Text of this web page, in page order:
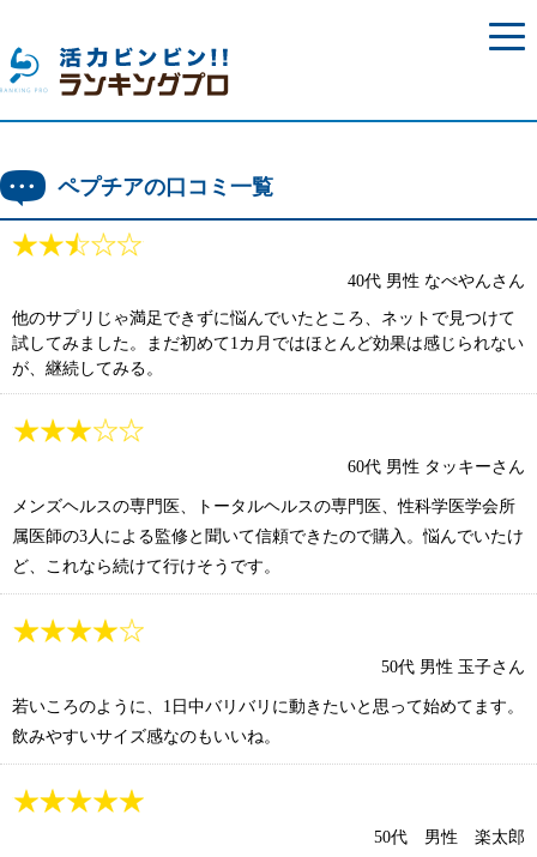
ペプチアの口コミ一覧
40代 男性 なべやんさん
他のサプリじゃ満足できずに悩んでいたところ、ネットで見つけて
試してみました。まだ初めて1カ月ではほとんど効果は感じられない
が、継続してみる。
60代 男性 タッキーさん
メンズヘルスの専門医、トータルヘルスの専門医、性科学医学会所
属医師の3人による監修と聞いて信頼できたので購入。悩んでいたけ
ど、これなら続けて行けそうです。
50代 男性 玉子さん
若いころのように、1日中バリバリに動きたいと思って始めてます。
飲みやすいサイズ感なのもいいね。
50代 男性 楽太郎